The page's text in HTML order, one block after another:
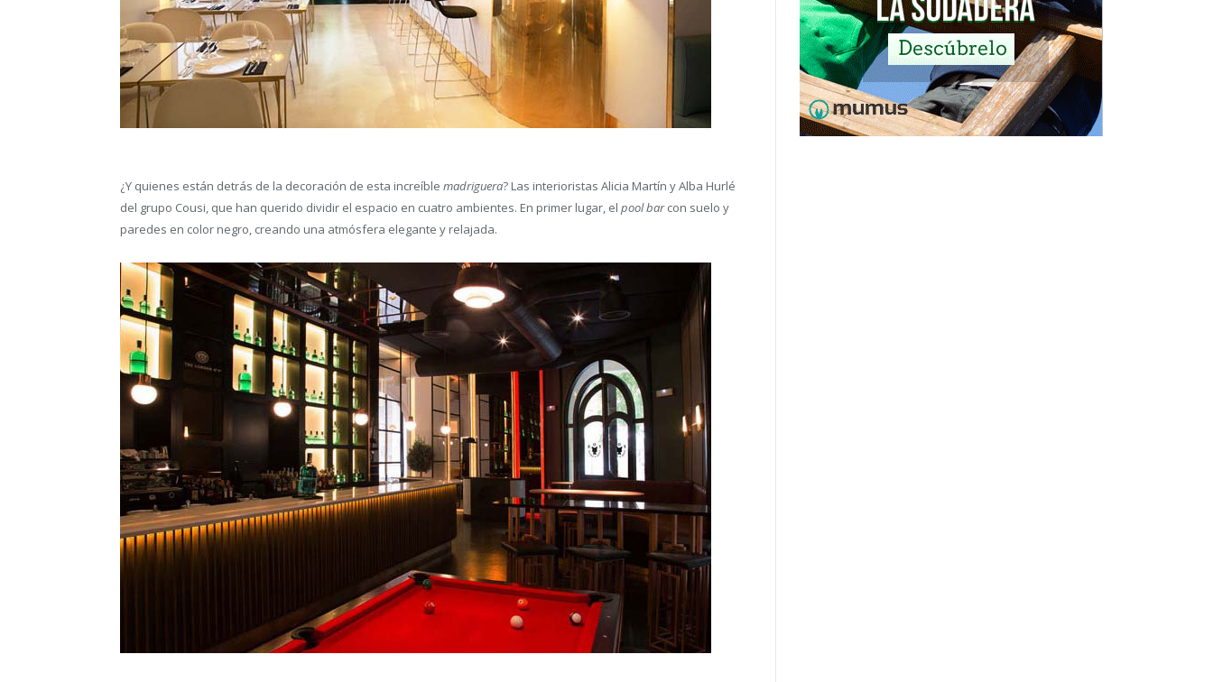
¿Y quienes están detrás de la decoración de esta increíble madriguera? Las interioristas Alicia Martín y Alba Hurlé
del grupo Cousi, que han querido dividir el espacio en cuatro ambientes. En primer lugar, el pool barcon suelo y
paredes en color negro, creando una atmósfera elegante y relajada.